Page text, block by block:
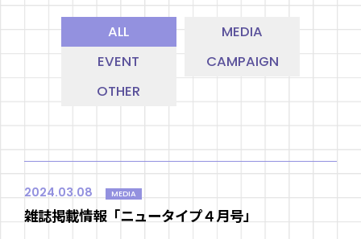
ALL
MEDIA
EVENT
CAMPAIGN
OTHER
2024.03.08 MEDIA
雑誌掲載情報「ニュータイプ４月号」